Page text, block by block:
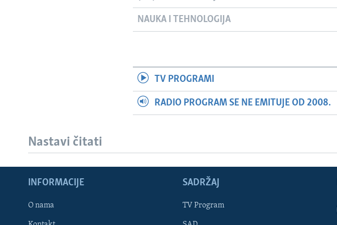
Learning English
NAUKA I TEHNOLOGIJA
TV PROGRAMI
RADIO PROGRAM SE NE EMITUJE OD 2008.
Nastavi čitati
INFORMACIJE
O nama
SADRŽAJ
TV Program